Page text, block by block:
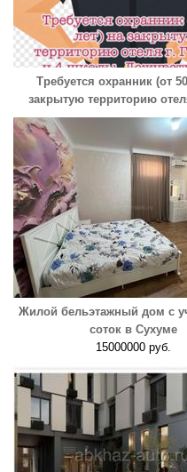
Требуется охранник (от
закрытую территорию
Жилой бельэтажный дом с
соток в Сухуме
15000000 руб.